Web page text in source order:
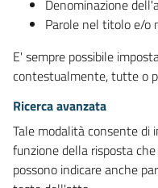
Denominazione
Parole nel titolo e/o
E' sempre possibile
contestualmente, tutte o
Ricerca avanzata
Tale modalità consente di
funzione della risposta
possono indicare anche